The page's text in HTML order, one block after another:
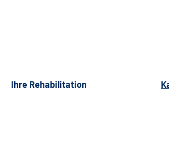
Ihre Rehabilitation